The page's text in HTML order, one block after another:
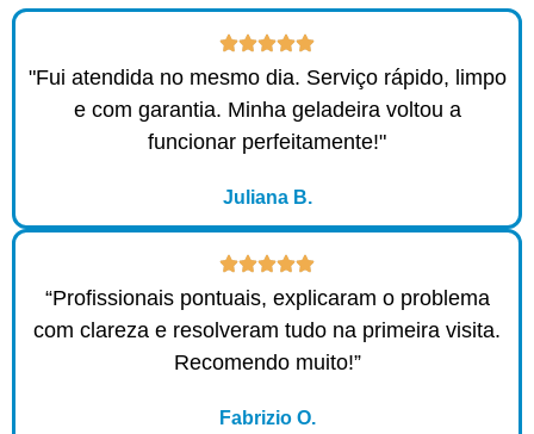
"Fui atendida no mesmo dia. Serviço rápido, limpo
e com garantia. Minha geladeira voltou a
funcionar perfeitamente!"
Juliana B.
“Profissionais pontuais, explicaram o problema
com clareza e resolveram tudo na primeira visita.
Recomendo muito!”
Fabrizio O.